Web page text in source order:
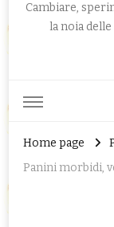
Cambiare,
la noia
Home page
Panini morbidi,